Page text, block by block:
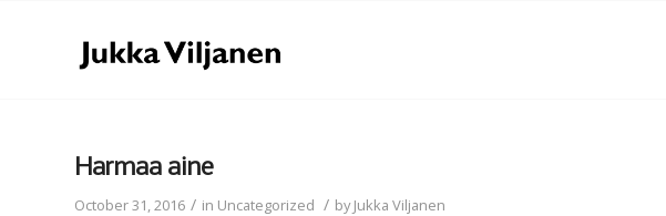
Harmaa aine
October 31, 2016 / in Uncategorized / byJukka Viljanen